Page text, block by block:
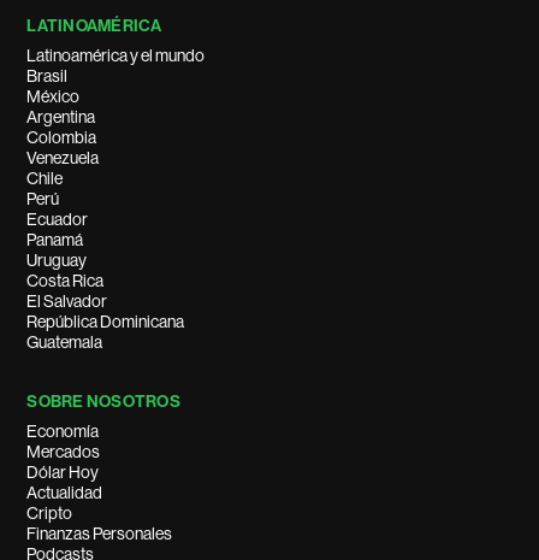
LATINOAMÉRICA
Latinoamérica y el mundo
Brasil
México
Argentina
Colombia
Venezuela
Chile
Perú
Ecuador
Panamá
Uruguay
Costa Rica
El Salvador
República Dominicana
Guatemala
SOBRE NOSOTROS
Economía
Mercados
Dólar Hoy
Actualidad
Cripto
Finanzas Personales
Podcasts